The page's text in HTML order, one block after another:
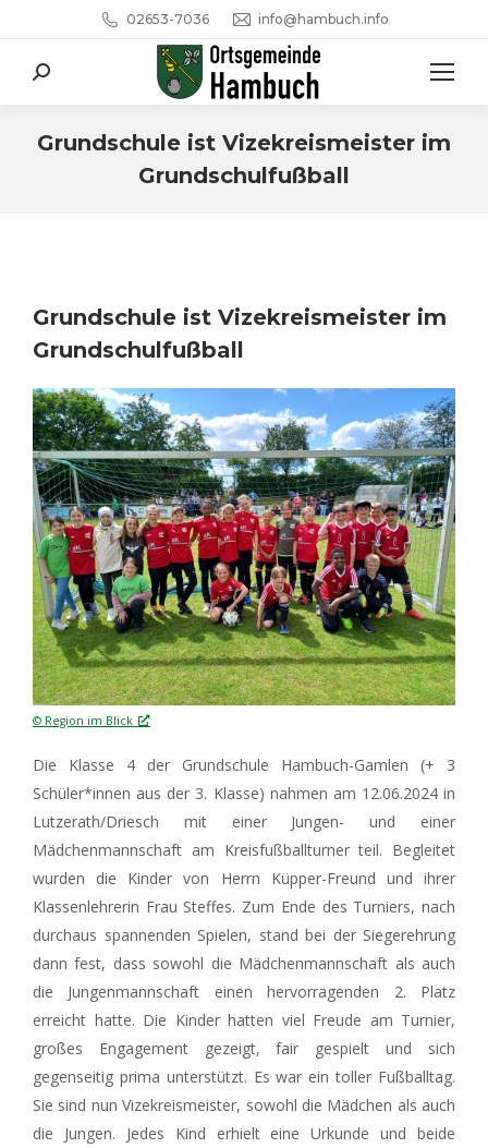
02653-7036 info@hambuch.info
Search:
Grundschule ist Vizekreismeister im
Grundschulfußball
Grundschule ist Vizekreismeister im
Grundschulfußball
© Region im Blick
Die Klasse 4 der Grundschule Hambuch-Gamlen (+ 3
Schüler*innen aus der 3. Klasse) nahmen am 12.06.2024 in
Lutzerath/Driesch mit einer Jungen- und einer
Mädchenmannschaft am Kreisfußballturner teil. Begleitet
wurden die Kinder von Herrn Küpper-Freund und ihrer
Klassenlehrerin Frau Steffes. Zum Ende des Turniers, nach
durchaus spannenden Spielen, stand bei der Siegerehrung
dann fest, dass sowohl die Mädchenmannschaft als auch
die Jungenmannschaft einen hervorragenden 2. Platz
erreicht hatte. Die Kinder hatten viel Freude am Turnier,
großes Engagement gezeigt, fair gespielt und sich
gegenseitig prima unterstützt. Es war ein toller Fußballtag.
Sie sind nun Vizekreismeister, sowohl die Mädchen als auch
die Jungen. Jedes Kind erhielt eine Urkunde und beide